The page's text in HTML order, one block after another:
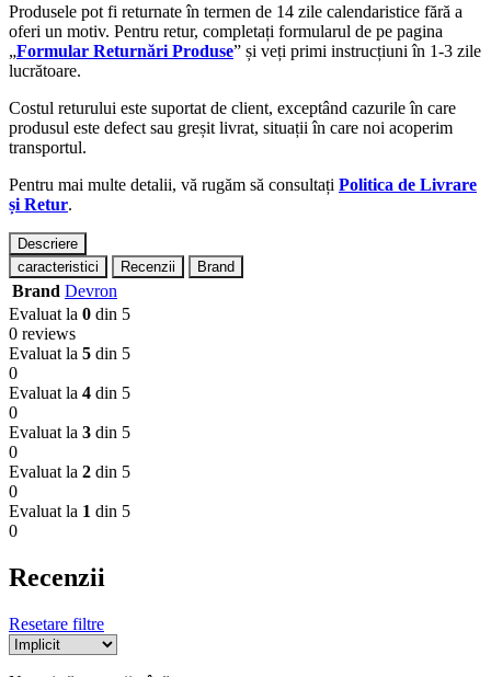
Produsele pot fi returnate în termen de 14 zile calendaristice fără a
oferi un motiv. Pentru retur, completați formularul de pe pagina
„Formular Returnări Produse” și veți primi instrucțiuni în 1-3 zile
lucrătoare.
Costul returului este suportat de client, exceptând cazurile în care
produsul este defect sau greșit livrat, situații în care noi acoperim
transportul.
Pentru mai multe detalii, vă rugăm să consultați Politica de Livrare
și Retur.
Descriere
caracteristici
Recenzii Brand
Brand Devron
Evaluat la 0 din 5
0 reviews
Evaluat la 5 din 5
0
Evaluat la 4 din 5
0
Evaluat la 3 din 5
0
Evaluat la 2 din 5
0
Evaluat la 1 din 5
0
Recenzii
Resetare filtre